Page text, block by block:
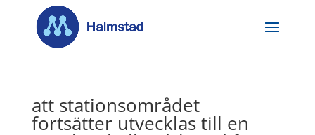
att stationsområdet
fortsätter utvecklas till en